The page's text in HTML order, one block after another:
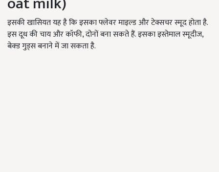
इसकी खासियत यह है कि इसका फ्लेवर माइल्ड और टेक्सचर स्मूद होता है.
इस दूध की चाय और कॉफी, दोनों बना सकते हैं. इसका इस्तेमाल स्मूदीज,
बेक्ड गुड्स बनाने में जा सकता है.